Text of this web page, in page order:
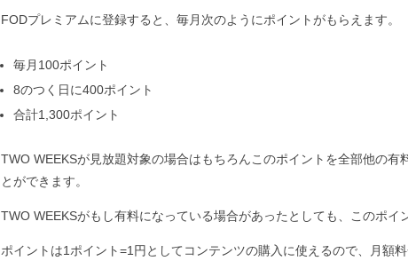
FODプレミアムに登録すると、毎月次のようにポイントがもらえます。
毎月100ポイント
8のつく日に400ポイント
合計1,300ポイント
TWO WEEKSが見放題対象の場合はもちろんこのポイントを全部他の有
とができます。
TWO WEEKSがもし有料になっている場合があったとしても、このポイ
ポイントは1ポイント=1円としてコンテンツの購入に使えるので、月額